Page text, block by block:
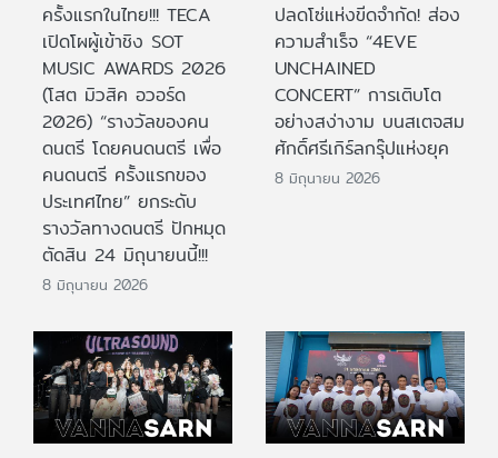
ครั้งแรกในไทย!!! TECA
เปิดโผผู้เข้าชิง SOT
MUSIC AWARDS 2026
(โสต มิวสิค อวอร์ด
2026) “รางวัลของคน
ดนตรี โดยคนดนตรี เพื่อ
คนดนตรี ครั้งแรกของ
ประเทศไทย” ยกระดับ
รางวัลทางดนตรี ปักหมุด
ตัดสิน 24 มิถุนายนนี้!!!
8 มิถุนายน 2026
ปลดโซ่แห่งขีดจำกัด! ส่อง
ความสำเร็จ “4EVE
UNCHAINED
CONCERT” การเติบโต
อย่างสง่างาม บนสเตจสม
ศักดิ์ศรีเกิร์ลกรุ๊ปแห่งยุค
8 มิถุนายน 2026